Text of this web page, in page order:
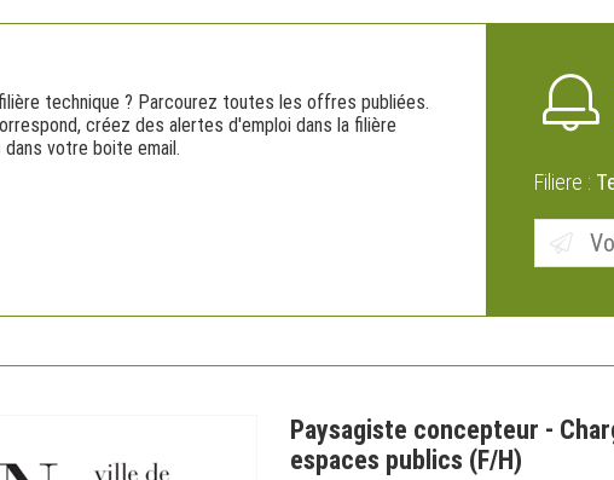
technique ? Parcourez toutes les offres publiées.
créez des alertes d'emploi dans la filière
votre boite email.
Filiere :
Paysagiste concepteur -
espaces publics (F/H)